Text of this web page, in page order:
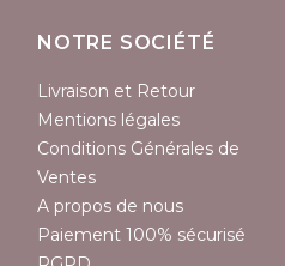
NOTRE SOCIÉTÉ
Livraison et Retour
Mentions légales
Conditions Générales de
Ventes
A propos de nous
Paiement 100% sécurisé